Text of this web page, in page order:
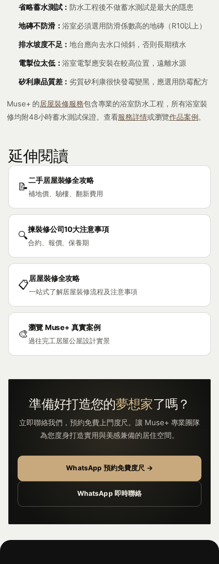
省略蓄水測試： 防水工程後不做蓄水測試是最大的隱患
地磚不防滑：浴室必須選用防滑係數高的地磚（R10以上）
排水坡度不足：地台應向去水口傾斜，否則長期積水
電掣位太低：浴室電掣應安裝在較高位置，遠離水源
矽利康品質差：劣質矽利康很快發霉變黑，應選用防霉配方
Muse+ 的居屋裝修服務包含專業的浴室防水工程，所有浴室裝
修均附48小時蓄水測試保證。查看服務詳情或瀏覽作品案例。
延伸閱讀
📝
二手居屋裝修全攻略
補地價、驗樓、翻新費用
🔍
揀裝修公司10大注意事項
合約、報價、保養期
📋
居屋裝修全攻略
一站式了解居屋裝修流程及注意事項
🎨
瀏覽 Muse+ 真實案例
過往完工居屋公屋設計實景
準備好打造您的夢想家了嗎？
立即聯絡我們，預約免費上門度尺。讓 Muse+ 專業團隊
為您度身打造實用與美感兼備的居住空間。
WhatsApp 預約免費度尺 →
WhatsApp 即時聯絡